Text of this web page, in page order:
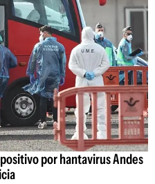
por hantavirus Andes